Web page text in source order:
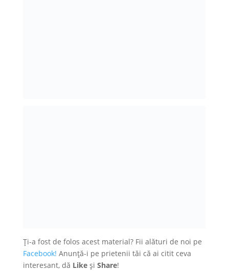
Ți-a fost de folos acest material? Fii alături de noi pe
Facebook! Anunță-i pe prietenii tăi că ai citit ceva
interesant, dă Likeși Share!